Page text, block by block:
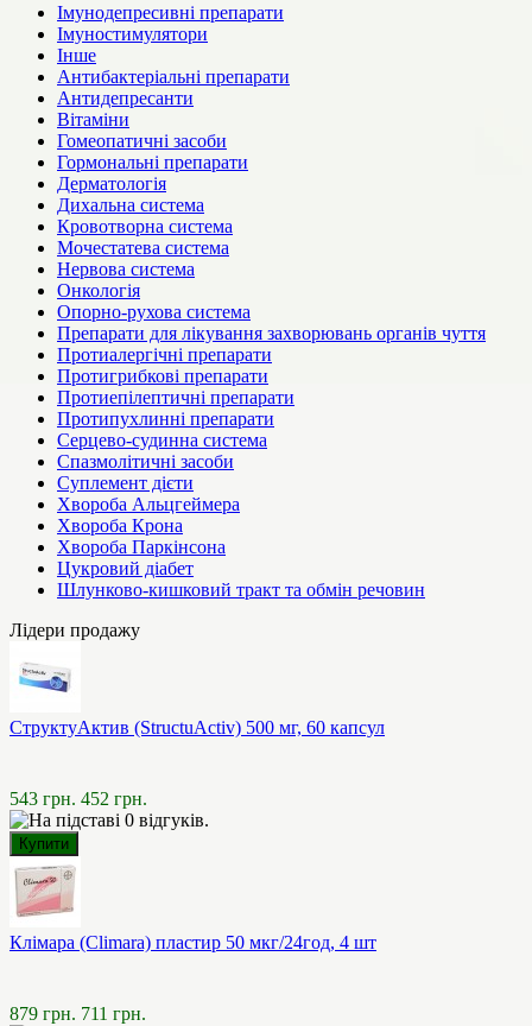
Імунодепресивні препарати
Імуностимулятори
Інше
Антибактеріальні препарати
Антидепресанти
Вітаміни
Гомеопатичні засоби
Гормональні препарати
Дерматологія
Дихальна система
Кровотворна система
Мочестатева система
Нервова система
Онкологія
Опорно-рухова система
Препарати для лікування захворювань органів чуття
Протиалергічні препарати
Протигрибкові препарати
Протиепілептичні препарати
Протипухлинні препарати
Серцево-судинна система
Спазмолітичні засоби
Суплемент дієти
Хвороба Альцгеймера
Хвороба Крона
Хвороба Паркінсона
Цукровий діабет
Шлунково-кишковий тракт та обмін речовин
Лідери продажу
СтруктуАктив (StructuActiv) 500 мг, 60 капсул
543 грн. 452 грн.
Клімара (Climara) пластир 50 мкг/24год, 4 шт
879 грн. 711 грн.